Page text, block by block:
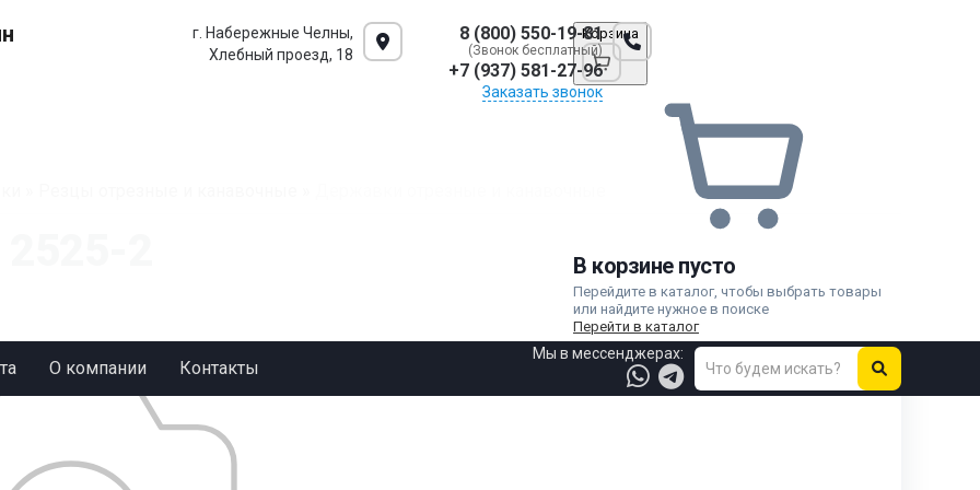
г. Набережные Челны,
Хлебный проезд, 18
8 (800) 550-19-81
(Звонок бесплатный)
+7 (937) 581-27-96
Заказать звонок
Корзина
В корзине пусто
Перейдите в каталог, чтобы выбрать товары
или найдите нужное в поиске
Перейти в каталог
О компании Контакты
Мы в мессенджерах: